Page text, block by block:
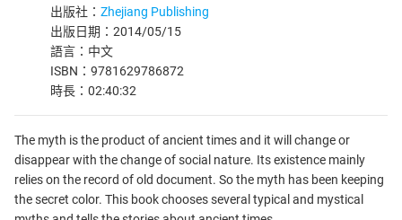
出版社： Zhejiang Publishing
出版日期：2014/05/15
語言：中文
ISBN：9781629786872
時長：02:40:32
The myth is the product of ancient times and it will change or
disappear with the change of social nature. Its existence mainly
relies on the record of old document. So the myth has been keeping
the secret color. This book chooses several typical and mystical